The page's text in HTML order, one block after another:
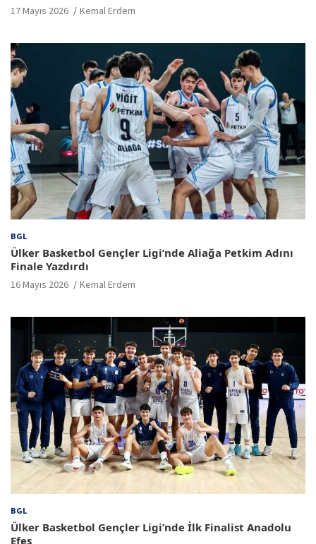
17 Mayıs 2026 Kemal Erdem
BGL
Ülker Basketbol Gençler Ligi’nde Aliağa Petkim Adını
Finale Yazdırdı
16 Mayıs 2026 Kemal Erdem
BGL
Ülker Basketbol Gençler Ligi’nde İlk Finalist Anadolu
Efes